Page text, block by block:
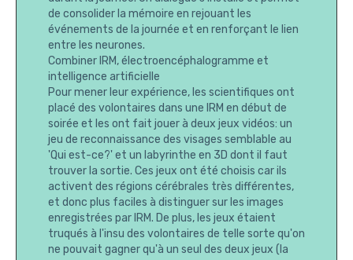
de consolider la mémoire en rejouant les
événements de la journée et en renforçant le lien
entre les neurones.
Combiner IRM, électroencéphalogramme et
intelligence artificielle
Pour mener leur expérience, les scientifiques ont
placé des volontaires dans une IRM en début de
soirée et les ont fait jouer à deux jeux vidéos: un
jeu de reconnaissance des visages semblable au
'Qui est-ce?' et un labyrinthe en 3D dont il faut
trouver la sortie. Ces jeux ont été choisis car ils
activent des régions cérébrales très différentes,
et donc plus faciles à distinguer sur les images
enregistrées par IRM. De plus, les jeux étaient
truqués à l'insu des volontaires de telle sorte qu'on
ne pouvait gagner qu'à un seul des deux jeux (la